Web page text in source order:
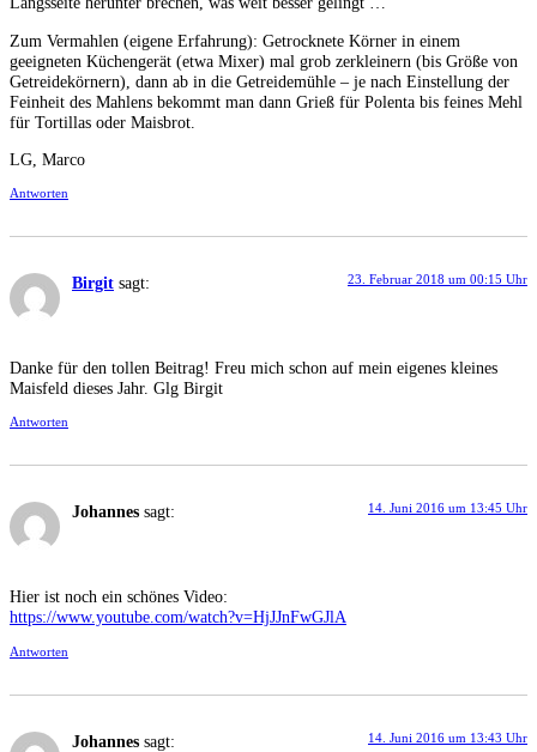
Zum Vermahlen (eigene Erfahrung): Getrocknete Körner in einem
geeigneten Küchengerät (etwa Mixer) mal grob zerkleinern (bis Größe von
Getreidekörnern), dann ab in die Getreidemühle – je nach Einstellung der
Feinheit des Mahlens bekommt man dann Grieß für Polenta bis feines Mehl
für Tortillas oder Maisbrot.
LG, Marco
Antworten
Birgit sagt: 23. Februar 2018 um 00:15 Uhr
Danke für den tollen Beitrag! Freu mich schon auf mein eigenes kleines
Maisfeld dieses Jahr. Glg Birgit
Antworten
Johannes sagt: 14. Juni 2016 um 13:45 Uhr
Hier ist noch ein schönes Video:
https://www.youtube.com/watch?v=HjJJnFwGJlA
Antworten
Johannes sagt: 14. Juni 2016 um 13:43 Uhr